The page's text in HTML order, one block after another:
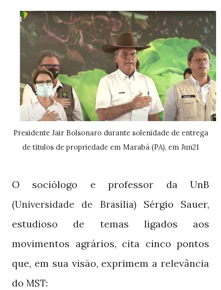
Presidente Jair Bolsonaro durante solenidade de entrega
de títulos de propriedade em Marabá (PA), em Jun21
O sociólogo e professor da UnB
(Universidade de Brasília) Sérgio Sauer,
estudioso de temas ligados aos
movimentos agrários, cita cinco pontos
que, em sua visão, exprimem a relevância
do MST: